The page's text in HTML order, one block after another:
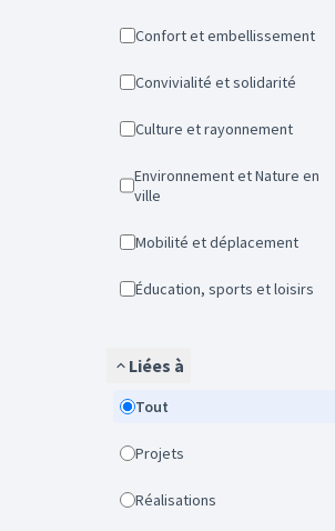
Confort et embellissement
Convivialité et solidarité
Culture et rayonnement
Environnement et Nature en
ville
Mobilité et déplacement
Éducation, sports et loisirs
Liées à
Tout
Projets
Réalisations